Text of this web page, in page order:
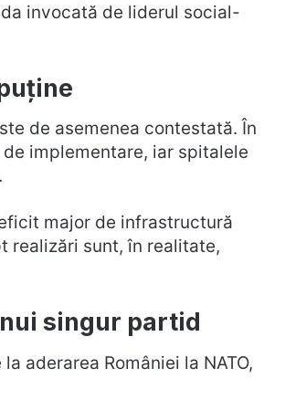
invocată de liderul social-
de asemenea contestată. În
implementare, iar spitalele
major de infrastructură
realizări sunt, în realitate,
singur partid
aderarea României la NATO,